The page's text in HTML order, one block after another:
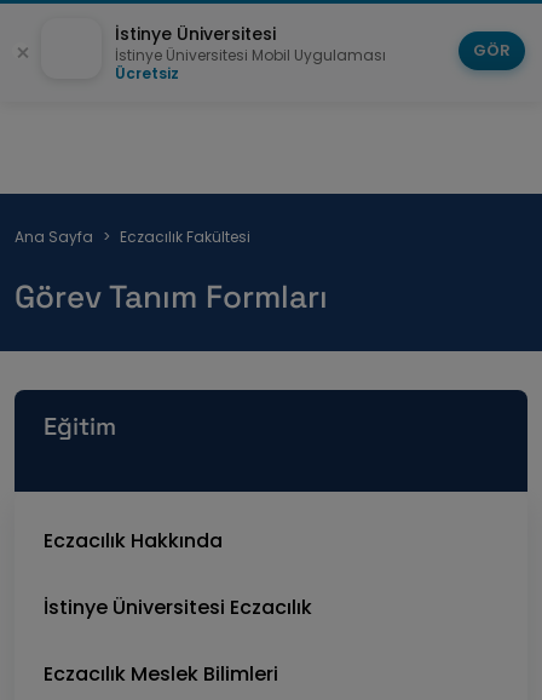
Sayfa
Ana Sayfa Eczacılık Fakültesi
Görev Tanım Formları
Eğitim
Eczacılık Hakkında
İstinye Üniversitesi Eczacılık
Eczacılık Meslek Bilimleri
İstinye Üniversitesi
İstinye Üniversitesi Mobil Uygulaması
Ücretsiz
GÖR